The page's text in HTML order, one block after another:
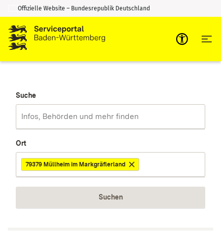
Zum Inhalt springen
Zur Suche springen
Offizielle Website – Bundesrepublik Deutschland
Suche
Ort
79379 Müllheim im Markgräflerland
Suchen